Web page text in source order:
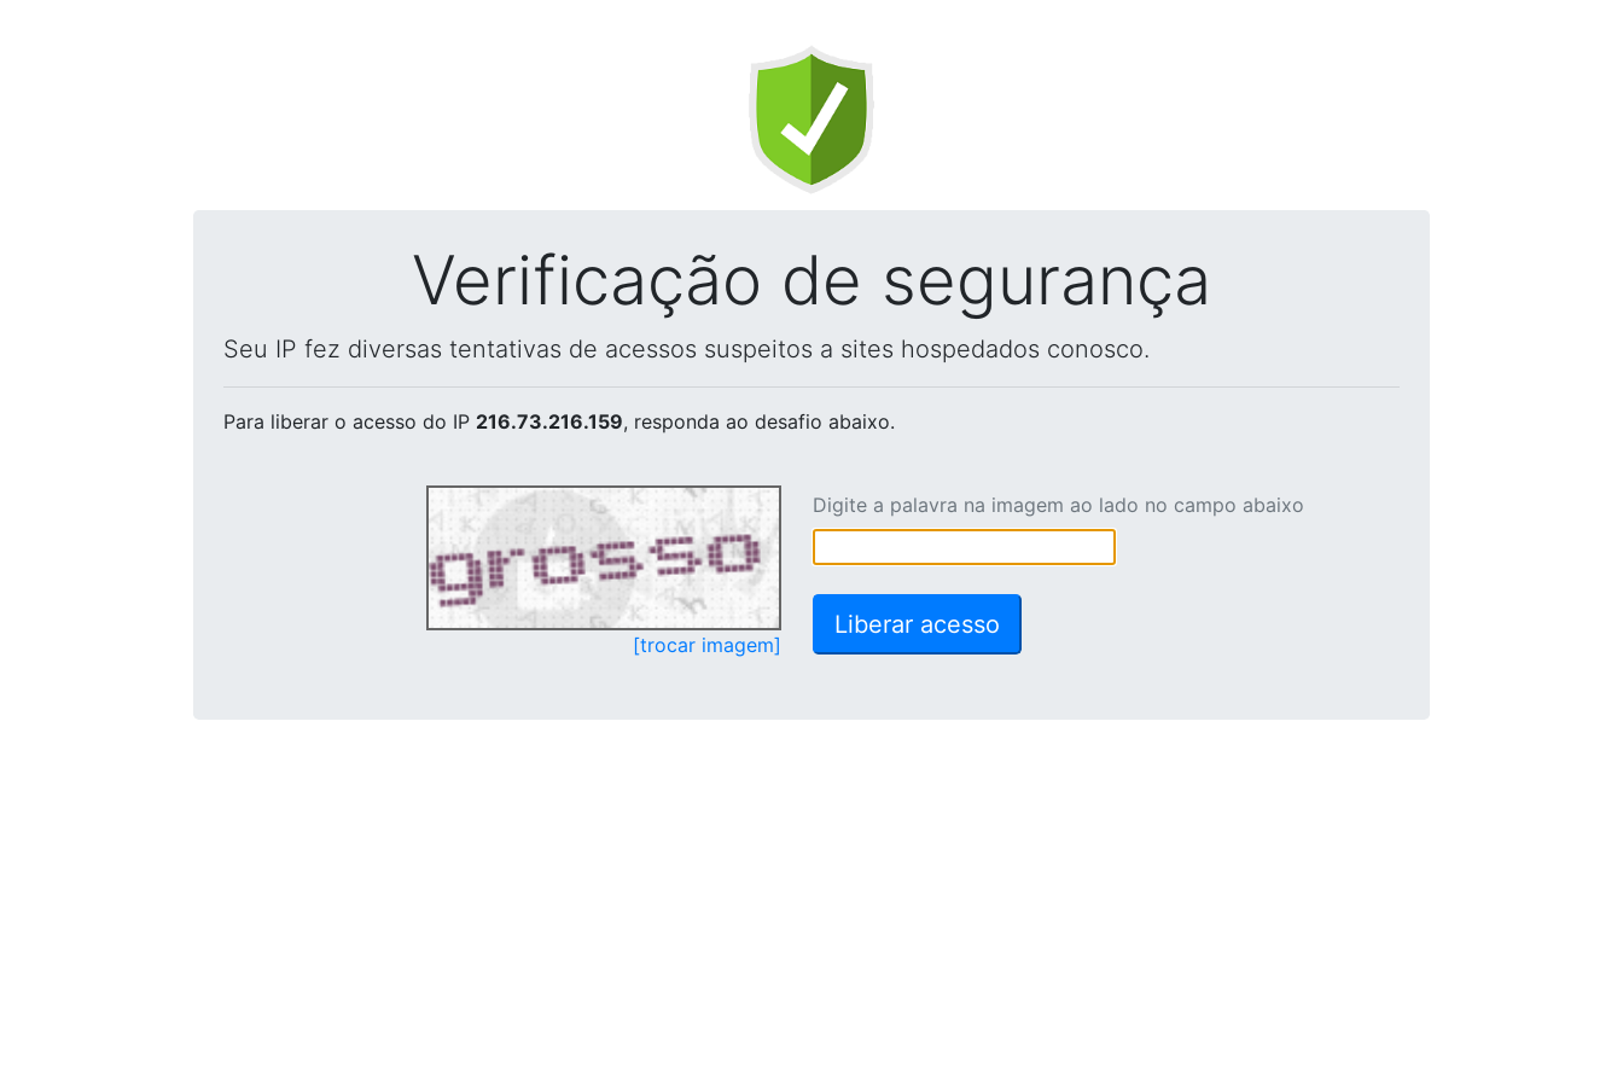
Verificação de segurança
Seu IP fez diversas tentativas de acessos suspeitos a sites hospedados conosco.
Para liberar o acesso do IP 216.73.216.159, responda ao desafio abaixo.
[trocar imagem]
Digite a palavra na imagem ao lado no campo abaixo